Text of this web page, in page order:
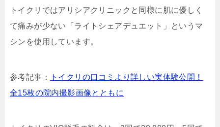
トイクリではアリシアクリニックと同様に肌に優しく
て痛みが少ない「ライトシェアデュエット」というマ
シンを使用しています。
参考記事：
トイクリの口コミより詳しい実体験公開！
全15枚の院内撮影画像とともに